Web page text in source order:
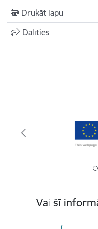
Drukāt lapu
Dalīties
Vai šī